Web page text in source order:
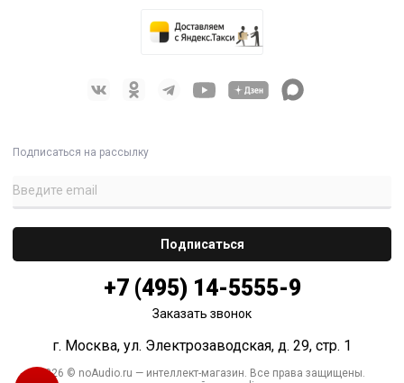
Подписаться на рассылку
+7 (495) 14-5555-9
Заказать звонок
г. Москва, ул. Электрозаводская, д. 29, стр. 1
2026 © noAudio.ru — интеллект-магазин. Все права защищены.